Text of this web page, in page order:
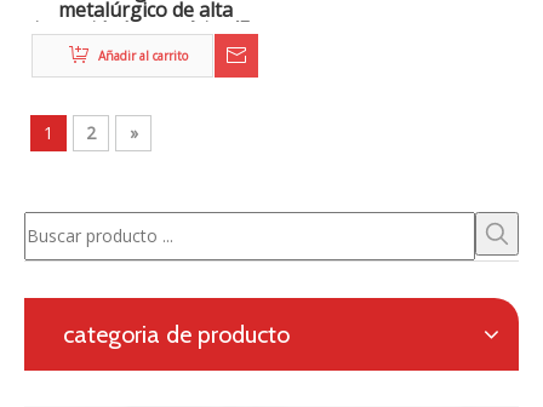
proporciona una solución completa para la metalurgia
electromagnética, así como un sistema de calefacción
Navegación